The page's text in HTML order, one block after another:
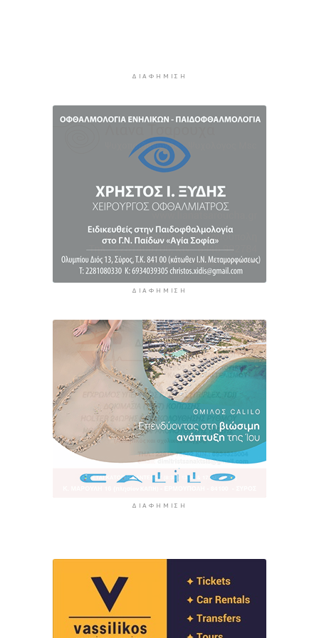
τροφοδοσίας, με στόχο την ενίσχυση της
πρακτικών διαχείρισης απορριμμάτων
Έγγραφη πρόταση για τη σύσταση και
λειτουργεία της Τουριστικής Επιτροπής
ΔΙΑΦΉΜΙΣΗ
ΔΙΑΦΉΜΙΣΗ
ΔΙΑΦΉΜΙΣΗ